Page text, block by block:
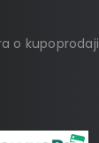
o kupoprodaji